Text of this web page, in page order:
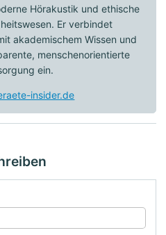
Hörakustik und ethische
Er verbindet
akademischem Wissen und
menschenorientierte
ein.
insider.de